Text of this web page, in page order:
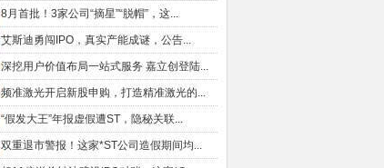
8月首批！3家公司“摘星”“脱帽”，这...
艾斯迪勇闯IPO，真实产能成谜，公告...
深挖用户价值布局一站式服务 嘉立创登陆...
频准激光开启新股申购，打造精准激光的...
“假发大王”年报虚假遭ST，隐秘关联...
双重退市警报！这家*ST公司造假期间均...